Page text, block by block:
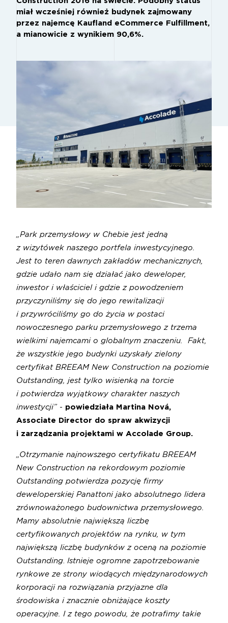
miał wcześniej również budynek zajmowany
przez najemcę Kaufland eCommerce Fulfillment,
a mianowicie z wynikiem 90,6%.
„Park przemysłowy w Chebie jest jedną
z wizytówek naszego portfela inwestycyjnego.
Jest to teren dawnych zakładów mechanicznych,
gdzie udało nam się działać jako deweloper,
inwestor i właściciel i gdzie z powodzeniem
przyczyniliśmy się do jego rewitalizacji
i przywróciliśmy go do życia w postaci
nowoczesnego parku przemysłowego z trzema
wielkimi najemcami o globalnym znaczeniu. Fakt,
że wszystkie jego budynki uzyskały zielony
certyfikat BREEAM New Construction na poziomie
Outstanding, jest tylko wisienką na torcie
i potwierdza wyjątkowy charakter naszych
inwestycji” - powiedziała Martina Nová,
Associate Director do spraw akwizycji
i zarządzania projektami w Accolade Group.
„Otrzymanie najnowszego certyfikatu BREEAM
New Construction na rekordowym poziomie
Outstanding potwierdza pozycję firmy
deweloperskiej Panattoni jako absolutnego lidera
zrównoważonego budownictwa przemysłowego.
Mamy absolutnie największą liczbę
certyfikowanych projektów na rynku, w tym
największą liczbę budynków z oceną na poziomie
Outstanding. Istnieje ogromne zapotrzebowanie
rynkowe ze strony wiodących międzynarodowych
korporacji na rozwiązania przyjazne dla
środowiska i znacznie obniżające koszty
operacyjne. I z tego powodu, że potrafimy takie